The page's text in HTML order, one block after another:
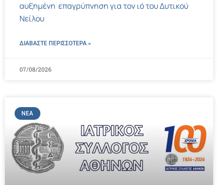
αυξημένη επαγρύπνηση για τον ιό του Δυτικού
Νείλου
ΔΙΑΒΑΣΤΕ ΠΕΡΙΣΣΌΤΕΡΑ »
07/08/2026
ΝΈΑ